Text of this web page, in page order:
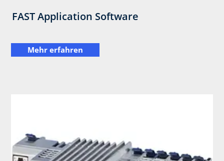
FAST Application Software
Mehr erfahren